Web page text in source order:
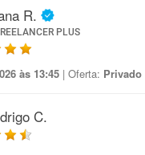
R.
PLUS
às 13:45 | Oferta: Privado
C.